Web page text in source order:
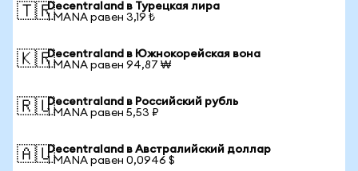
🇹🇷Decentraland в Турецкая лира
1 MANA равен 3,19 ₺
🇰🇷Decentraland в Южнокорейская вона
1 MANA равен 94,87 ₩
🇷🇺Decentraland в Российский рубль
1 MANA равен 5,53 ₽
🇦🇺Decentraland в Австралийский доллар
1 MANA равен 0,0946 $